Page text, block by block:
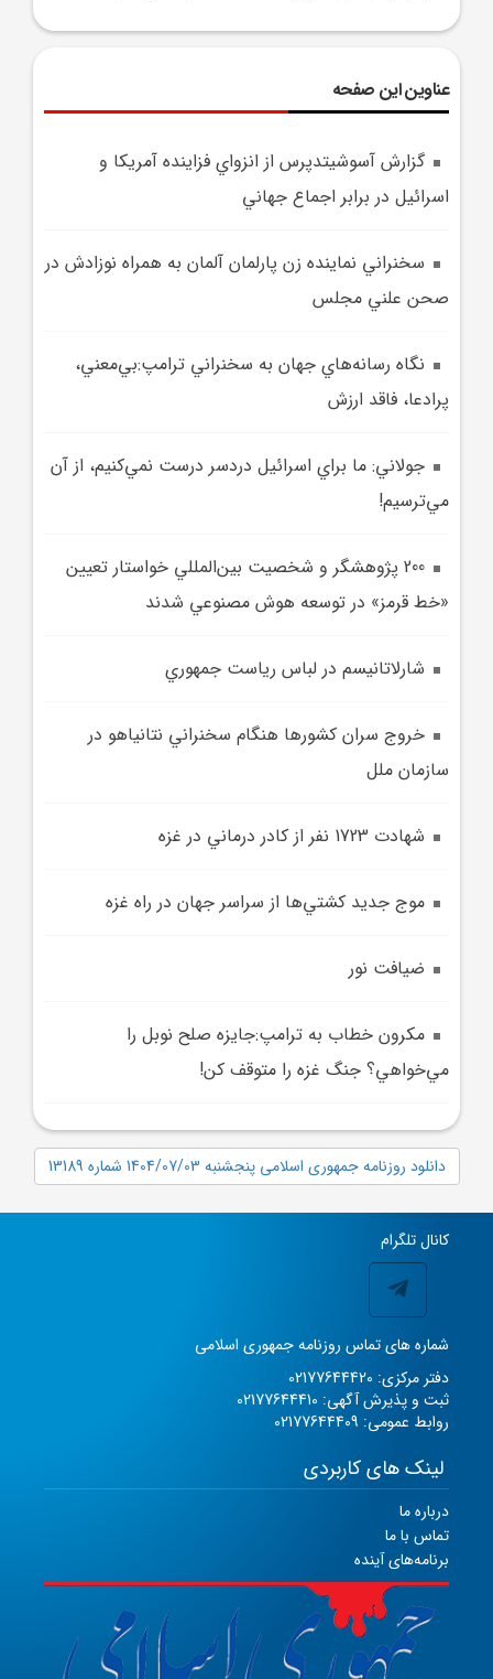
عناوین این صفحه
گزارش آسوشيتدپرس از انزواي فزاينده آمريکا و
اسرائيل در برابر اجماع جهاني
سخنراني نماينده زن پارلمان آلمان به همراه نوزادش در
صحن علني مجلس
نگاه رسانه‌هاي جهان به سخنراني ترامپ:بي‌معني،
پرادعا، فاقد ارزش‌
جولاني: ما براي اسرائيل دردسر درست نمي‌کنيم، از آن
مي‌ترسيم!
200 پژوهشگر و شخصيت بين‌المللي خواستار تعيين
«خط قرمز» در توسعه هوش مصنوعي شدند
شارلاتانيسم در لباس رياست‌ جمهوري
خروج سران کشورها هنگام سخنراني نتانياهو در
سازمان ملل
شهادت 1723 نفر از کادر درماني در غزه
موج جديد کشتي‌ها از سراسر جهان در راه غزه
ضيافت نور
مکرون خطاب به ترامپ:جايزه صلح نوبل را
مي‌خواهي؟ جنگ غزه را متوقف کن!
دانلود روزنامه جمهوری اسلامی پنجشنبه 1404/07/03 شماره 13189
کانال تلگرام
شماره های تماس روزنامه جمهوری اسلامی
دفتر مرکزی: 02177644420
ثبت و پذیرش آگهی: 02177644410
روابط عمومی: 02177644409
لینک های کاربردی
درباره ما
تماس با ما
برنامه‌های آینده